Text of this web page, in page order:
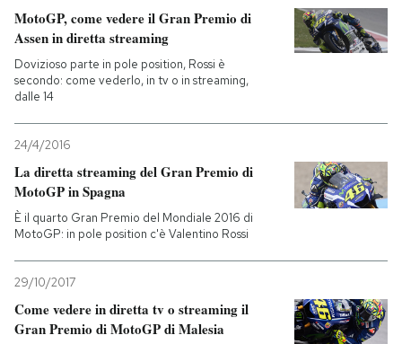
MotoGP, come vedere il Gran Premio di
Assen in diretta streaming
Dovizioso parte in pole position, Rossi è
secondo: come vederlo, in tv o in streaming,
dalle 14
24/4/2016
La diretta streaming del Gran Premio di
MotoGP in Spagna
È il quarto Gran Premio del Mondiale 2016 di
MotoGP: in pole position c'è Valentino Rossi
29/10/2017
Come vedere in diretta tv o streaming il
Gran Premio di MotoGP di Malesia